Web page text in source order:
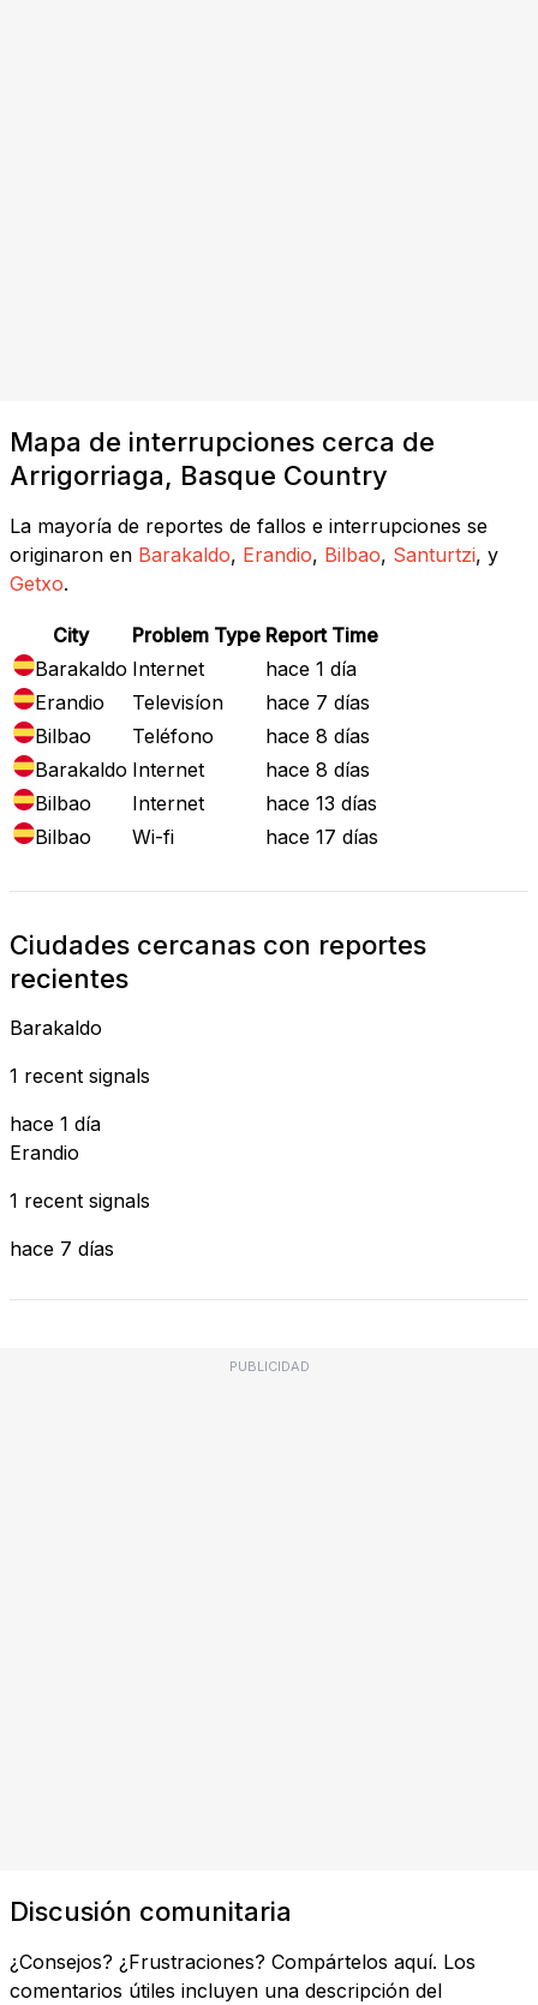
Mapa de interrupciones cerca de
Arrigorriaga, Basque Country
La mayoría de reportes de fallos e interrupciones se
originaron en Barakaldo, Erandio, Bilbao, Santurtzi, y
Getxo.
City Problem Type Report Time
Barakaldo Internet
hace 1 día
Erandio
Televisíon
hace 7 días
Bilbao
Teléfono
hace 8 días
Barakaldo Internet
hace 8 días
Bilbao
Internet
hace 13 días
Bilbao
Wi-fi hace 17 días
Ciudades cercanas con reportes
recientes
Barakaldo
1 recent signals
hace 1 día
Erandio
1 recent signals
hace 7 días
PUBLICIDAD
Discusión comunitaria
¿Consejos? ¿Frustraciones? Compártelos aquí. Los
comentarios útiles incluyen una descripción del